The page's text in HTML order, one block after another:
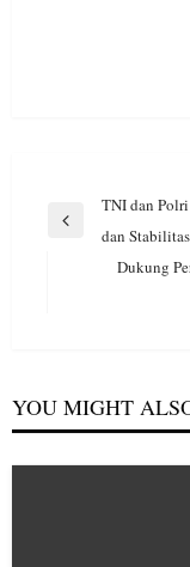
Navigasi
Previous
TNI dan
dan
Dukung
YOU MIGHT